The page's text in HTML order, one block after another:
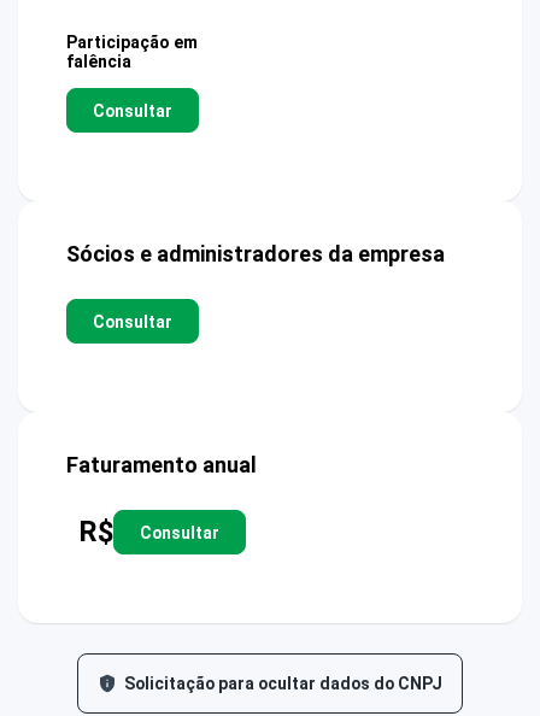
Participação em
falência
Consultar
Sócios e administradores da empresa
Consultar
Faturamento anual
R$ Consultar
Solicitação para ocultar dados do CNPJ